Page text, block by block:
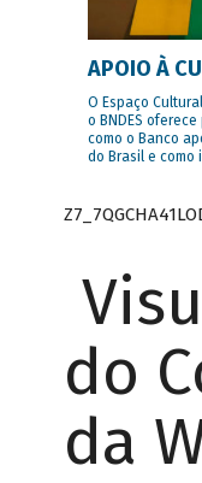
APOIO À
O Espaço
o BNDES
como o Banco
do Brasil e como
do
da